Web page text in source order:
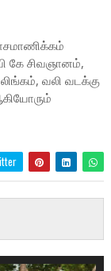
கே சிவஞானம்,
வலி வடக்கு